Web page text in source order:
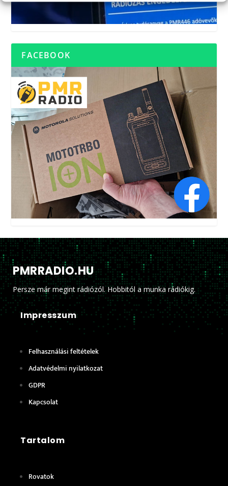
FACEBOOK
PMRRADIO.HU
Persze már megint rádiózól. Hobbitól a munka rádiókig.
Impresszum
Felhasználási feltételek
Adatvédelmi nyilatkozat
GDPR
Kapcsolat
Tartalom
Rovatok